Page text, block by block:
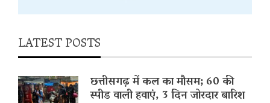
LATEST POSTS
छत्तीसगढ़ में कल का मौसम; 60 की
स्पीड वाली हवाएं, 3 दिन जोरदार बारिश